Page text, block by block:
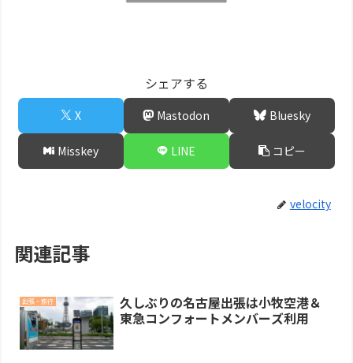
シェアする
X Mastodon Bluesky
Misskey LINE コピー
velocity
関連記事
出張・旅行
久しぶりの名古屋出張は小牧空港＆
東急コンフォートメンバーズ利用